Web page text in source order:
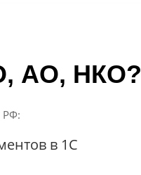
АО, НКО?
РФ:
в 1С